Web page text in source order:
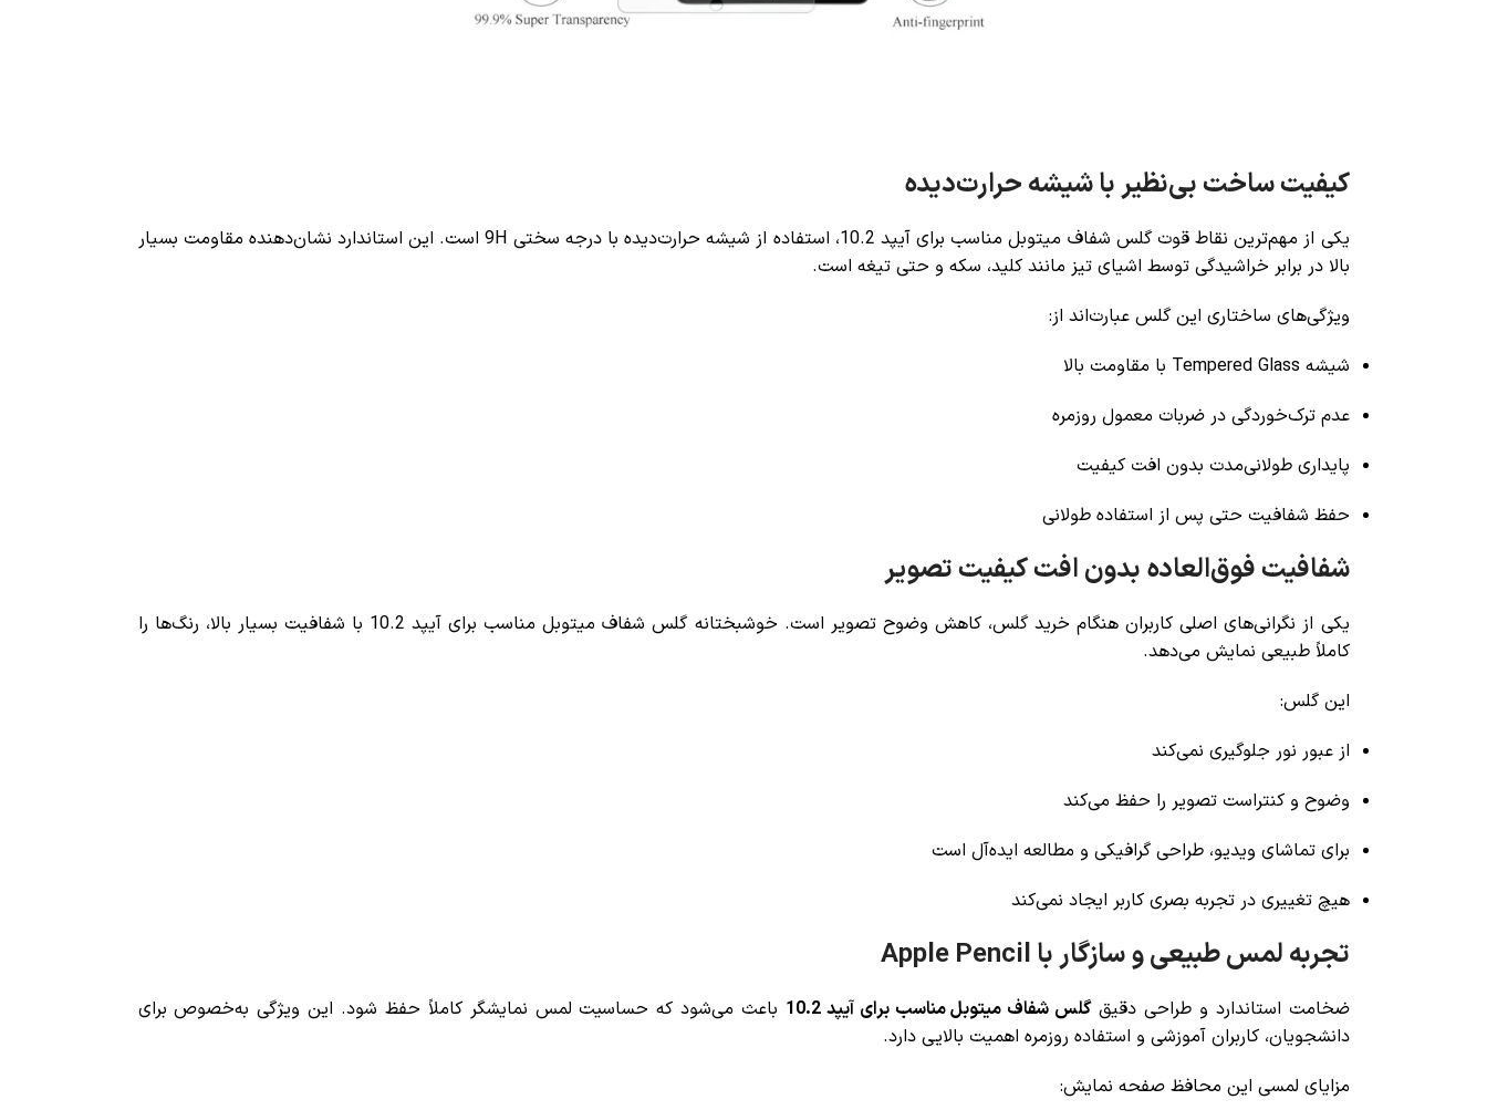
کیفیت ساخت بی‌نظیر با شیشه حرارت‌دیده
یکی از مهم‌ترین نقاط قوت گلس شفاف میتوبل مناسب برای آیپد 10.2، استفاده از شیشه حرارت‌دیده با درجه سختی 9H است. این استاندارد نشان‌دهنده مقاومت بسیار
بالا در برابر خراشیدگی توسط اشیای تیز مانند کلید، سکه و حتی تیغه است.
ویژگی‌های ساختاری این گلس عبارت‌اند از:
شیشه Tempered Glass با مقاومت بالا
عدم ترک‌خوردگی در ضربات معمول روزمره
پایداری طولانی‌مدت بدون افت کیفیت
حفظ شفافیت حتی پس از استفاده طولانی
شفافیت فوق‌العاده بدون افت کیفیت تصویر
یکی از نگرانی‌های اصلی کاربران هنگام خرید گلس، کاهش وضوح تصویر است. خوشبختانه گلس شفاف میتوبل مناسب برای آیپد 10.2 با شفافیت بسیار بالا، رنگ‌ها را
کاملاً طبیعی نمایش می‌دهد.
این گلس:
از عبور نور جلوگیری نمی‌کند
وضوح و کنتراست تصویر را حفظ می‌کند
برای تماشای ویدیو، طراحی گرافیکی و مطالعه ایده‌آل است
هیچ تغییری در تجربه بصری کاربر ایجاد نمی‌کند
تجربه لمس طبیعی و سازگار با Apple Pencil
ضخامت استاندارد و طراحی دقیقگلس شفاف میتوبل مناسب برای آیپد 10.2
باعث می‌شود که حساسیت لمس نمایشگر کاملاً حفظ شود. این ویژگی به‌خصوص برای
دانشجویان، کاربران آموزشی و استفاده روزمره اهمیت بالایی دارد.
مزایای لمسی این محافظ صفحه نمایش: